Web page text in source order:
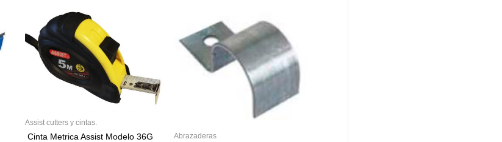
Assist cutters y cintas.
Cinta Metrica Assist Modelo 36G
Abrazaderas